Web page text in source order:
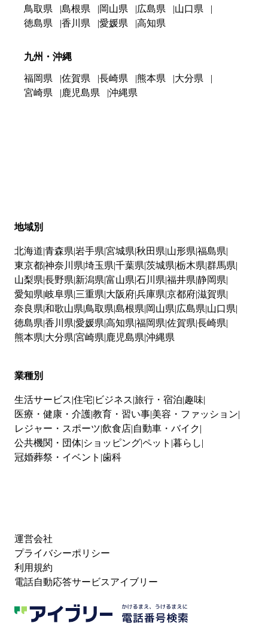
鳥取県 島根県 岡山県 広島県
山口県
徳島県
香川県 愛媛県 高知県
九州・沖縄
福岡県 佐賀県 長崎県 熊本県
大分県
宮崎県
鹿児島県 沖縄県
地域別
北海道 青森県 岩手県 宮城県 秋田県 山形県 福島県
東京都神奈川県 埼玉県 千葉県 茨城県 栃木県 群馬県
山梨県 長野県 新潟県 富山県 石川県 福井県 静岡県
愛知県 岐阜県 三重県 大阪府兵庫県 京都府滋賀県
奈良県 和歌山県 鳥取県 島根県 岡山県 広島県 山口県
徳島県 香川県 愛媛県 高知県 福岡県 佐賀県 長崎県
熊本県 大分県 宮崎県 鹿児島県 沖縄県
業種別
生活サービス 住宅 ビジネス 旅行・宿泊 趣味
医療・健康・介護教育・習い事 美容・ファッション
レジャー・スポーツ 飲食店 自動車・バイク
公共機関・団体 ショッピングペット 暮らし
冠婚葬祭・イベント 歯科
運営会社
プライバシーポリシー
利用規約
電話自動応答サービスアイブリー